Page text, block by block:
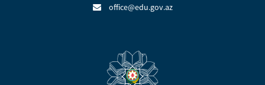
office@edu.gov.az